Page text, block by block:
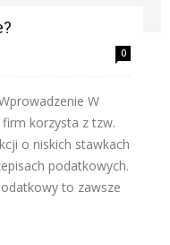
0
W
korzysta z tzw.
o niskich stawkach
podatkowych.
to zawsze